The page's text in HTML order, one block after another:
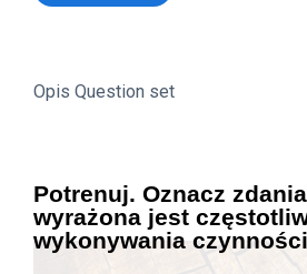
Opis Question set